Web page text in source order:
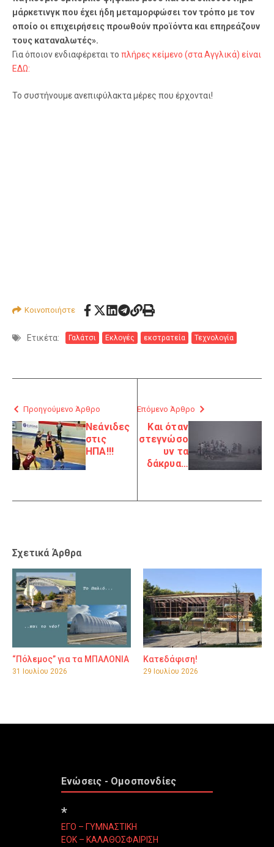
μάρκετινγκ που έχει ήδη μεταμορφώσει τον τρόπο με τον
οποίο οι επιχειρήσεις προωθούν προϊόντα και επηρεάζουν
τους καταναλωτές».
Για όποιον ενδιαφέρεται το πλήρες κείμενο (στα Αγγλικά) είναι
ΕΔΩ:
Το συστήνουμε ανεπιφύλακτα μέρες που έρχονται!
Κοινοποιήστε
Ετικέτα: Γαλάτσι Εκλογές εκστρατεία Τεχνολογία
Προηγούμενο Άρθρο
Νεάνιδες
στις
ΗΠΑ!!!
Επόμενο Άρθρο
Και όταν
στεγνώσο
υν τα
δάκρυα…
Σχετικά Άρθρα
“Πόλεμος” για τα ΜΠΑΛΟΝΙΑ
31 Ιουλίου 2026
Κατεδάφιση!
29 Ιουλίου 2026
Ενώσεις - Ομοσπονδίες
*
ΕΓΟ – ΓΥΜΝΑΣΤΙΚΗ
ΕΟΚ – ΚΑΛΑΘΟΣΦΑΙΡΙΣΗ